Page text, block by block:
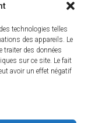
technologies telles
des appareils. Le
traiter des données
sur ce site. Le fait
avoir un effet négatif